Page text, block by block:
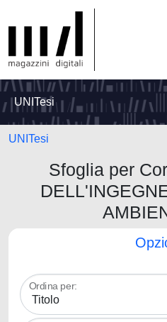
UNITesi
UNITesi
Sfoglia per
Ordina per: